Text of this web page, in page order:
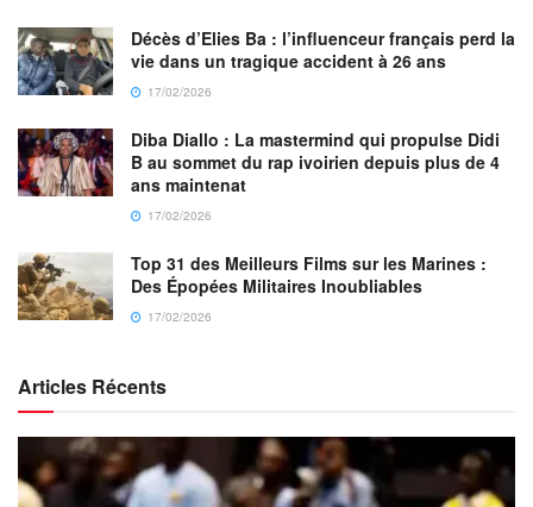
Décès d’Elies Ba : l’influenceur français perd la
vie dans un tragique accident à 26 ans
17/02/2026
Diba Diallo : La mastermind qui propulse Didi
B au sommet du rap ivoirien depuis plus de 4
ans maintenat
17/02/2026
Top 31 des Meilleurs Films sur les Marines :
Des Épopées Militaires Inoubliables
17/02/2026
Articles Récents